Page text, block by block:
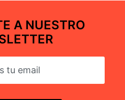
A NUESTRO